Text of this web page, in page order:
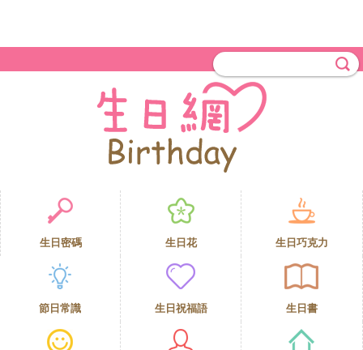
生日密碼 生日花 生日巧克力
節日常識 生日祝福語 生日書